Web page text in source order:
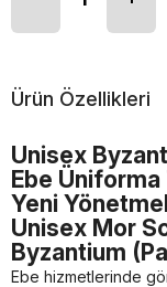
Ürün Özellikleri
Unisex
Ebe Üniforma
Yeni
Unisex Mor
Byzantium
Ebe hizmetlerinde